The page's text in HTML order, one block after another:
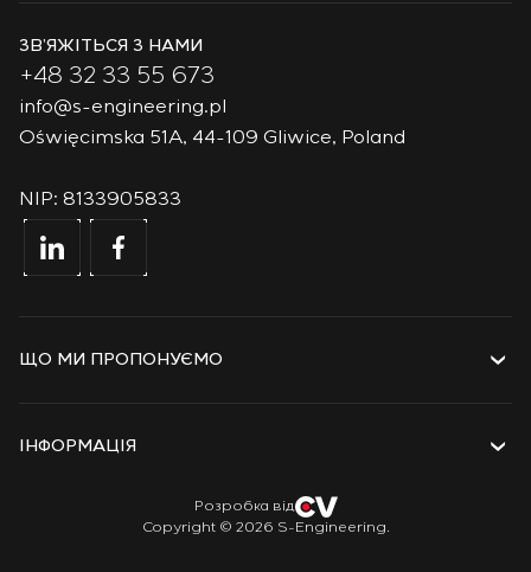
ЗВ’ЯЖІТЬСЯ З НАМИ
+48 32 33 55 673
info@s-engineering.pl
Oświęcimska 51A, 44-109 Gliwice, Poland
NIP: 8133905833
ЩО МИ ПРОПОНУЄМО
Рішення
ІНФОРМАЦІЯ
Copyright © 2026 S-Engineering.
Розробка від